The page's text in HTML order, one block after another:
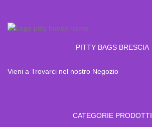
PITTY BAGS BRESCIA
Vieni a Trovarci nel nostro Negozio
CATEGORIE PRODOTTI